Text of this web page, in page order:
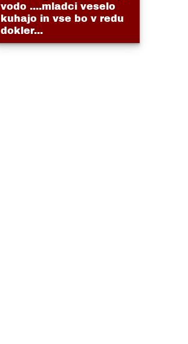
vodo ....mladci veselo
kuhajo in vse bo v redu
dokler...